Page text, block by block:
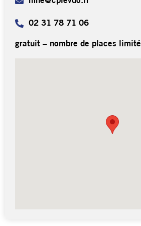
02 31 78 71 06
gratuit – nombre de places limité